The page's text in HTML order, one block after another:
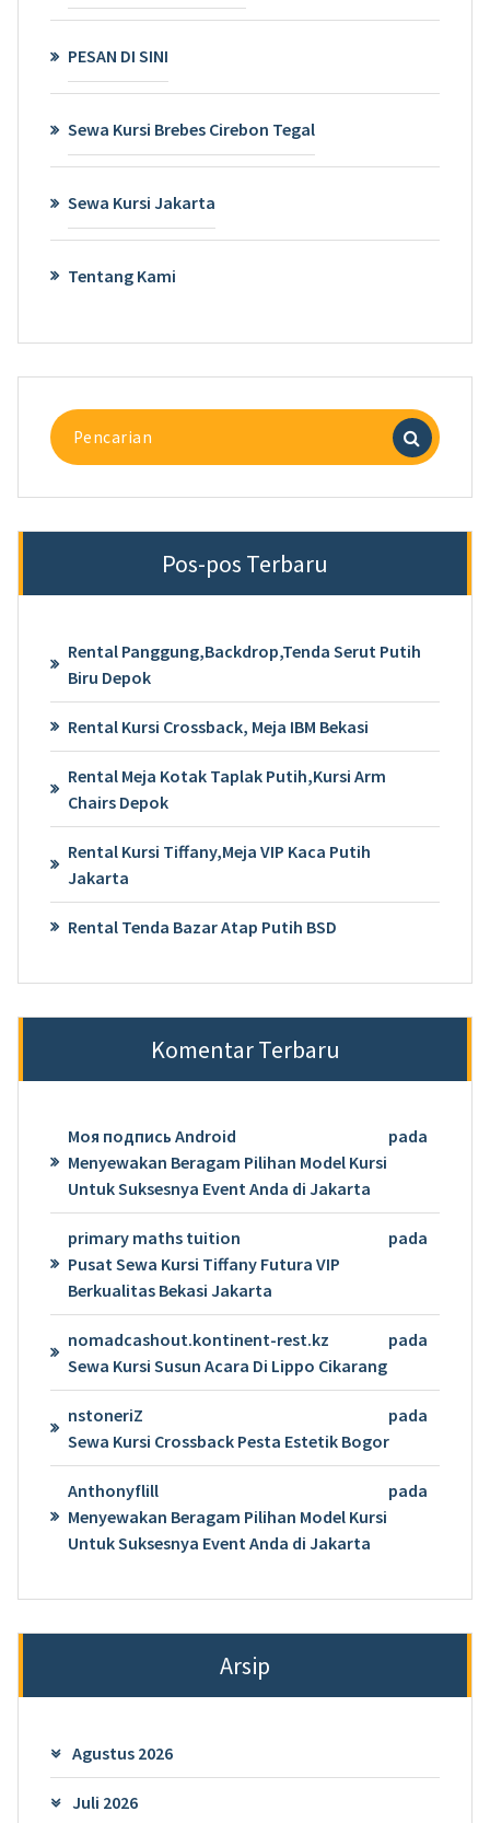
PESAN DI SINI
Sewa Kursi Brebes Cirebon Tegal
Sewa Kursi Jakarta
Tentang Kami
Pencarian
untuk:
Pos-pos Terbaru
Rental Panggung,Backdrop,Tenda Serut Putih
Biru Depok
Rental Kursi Crossback, Meja IBM Bekasi
Rental Meja Kotak Taplak Putih,Kursi Arm
Chairs Depok
Rental Kursi Tiffany,Meja VIP Kaca Putih
Jakarta
Rental Tenda Bazar Atap Putih BSD
Komentar Terbaru
Моя подпись Android
pada
Menyewakan Beragam Pilihan Model Kursi
Untuk Suksesnya Event Anda di Jakarta
primary maths tuition
pada
Pusat Sewa Kursi Tiffany Futura VIP
Berkualitas Bekasi Jakarta
nomadcashout.kontinent-rest.kz
pada
Sewa Kursi Susun Acara Di Lippo Cikarang
nstoneriZ
pada
Sewa Kursi Crossback Pesta Estetik Bogor
Anthonyflill
pada
Menyewakan Beragam Pilihan Model Kursi
Untuk Suksesnya Event Anda di Jakarta
Arsip
Agustus 2026
Juli 2026